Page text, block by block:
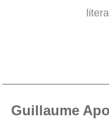
Guillaume